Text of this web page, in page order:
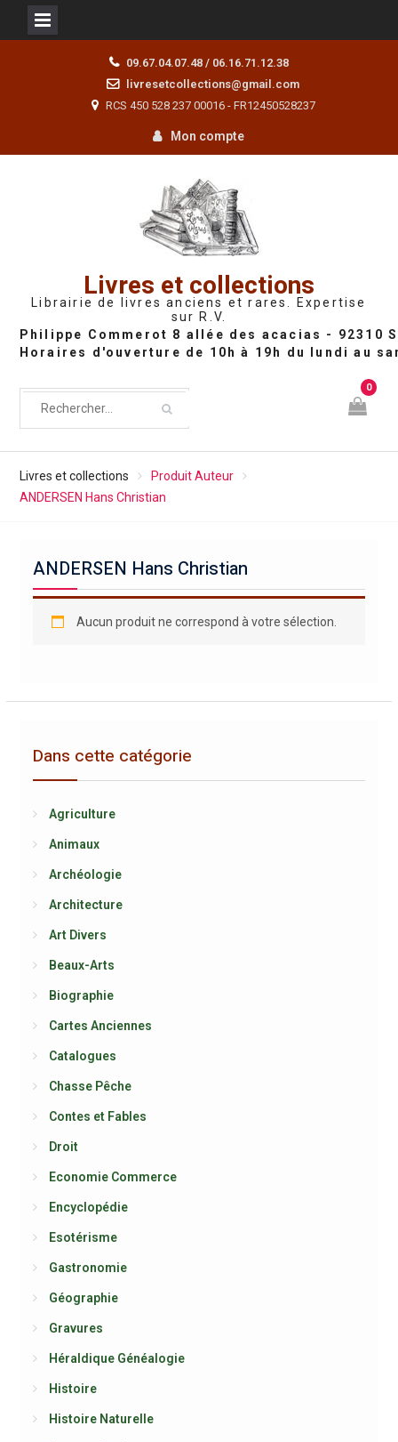
09.67.04.07.48 / 06.16.71.12.38
livresetcollections@gmail.com
RCS 450 528 237 00016 - FR12450528237
Mon compte
Livres et collections
Librairie de livres anciens et rares. Expertise
sur R.V.
0
Livres et collections
Produit Auteur
ANDERSEN Hans Christian
ANDERSEN Hans Christian
Aucun produit ne correspond à votre sélection.
Dans cette catégorie
Agriculture
Animaux
Archéologie
Architecture
Art Divers
Beaux-Arts
Biographie
Cartes Anciennes
Catalogues
Chasse Pêche
Contes et Fables
Droit
Economie Commerce
Encyclopédie
Esotérisme
Gastronomie
Géographie
Gravures
Héraldique Généalogie
Histoire
Histoire Naturelle